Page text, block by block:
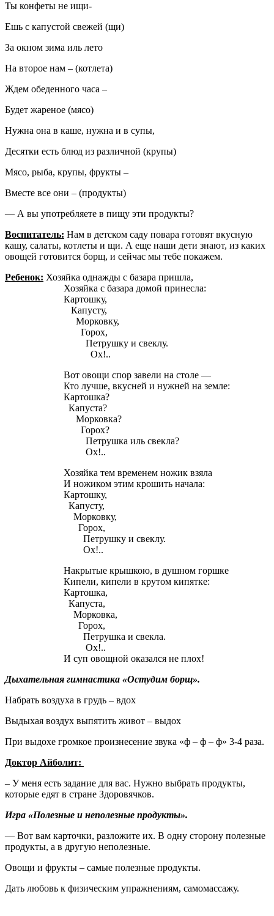
Ты конфеты не ищи-
Ешь с капустой свежей (щи)
За окном зима иль лето
На второе нам – (котлета)
Ждем обеденного часа –
Будет жареное (мясо)
Нужна она в каше, нужна и в супы,
Десятки есть блюд из различной (крупы)
Мясо, рыба, крупы, фрукты –
Вместе все они – (продукты)
— А вы употребляете в пищу эти продукты?
Воспитатель: Нам в детском саду повара готовят вкусную
кашу, салаты, котлеты и щи. А еще наши дети знают, из каких
овощей готовится борщ, и сейчас мы тебе покажем.
Ребенок: Хозяйка однажды с базара пришла,
Хозяйка с базара домой принесла:
Картошку,
Капусту,
Морковку,
Горох,
Петрушку и свеклу.
Ох!..
Вот овощи спор завели на столе —
Кто лучше, вкусней и нужней на земле:
Картошка?
Капуста?
Морковка?
Горох?
Петрушка иль свекла?
Ох!..
Хозяйка тем временем ножик взяла
И ножиком этим крошить начала:
Картошку,
Капусту,
Морковку,
Горох,
Петрушку и свеклу.
Ох!..
Накрытые крышкою, в душном горшке
Кипели, кипели в крутом кипятке:
Картошка,
Капуста,
Морковка,
Горох,
Петрушка и свекла.
Ох!..
И суп овощной оказался не плох!
Дыхательная гимнастика «Остудим борщ».
Набрать воздуха в грудь – вдох
Выдыхая воздух выпятить живот – выдох
При выдохе громкое произнесение звука «ф – ф – ф» 3-4 раза.
Доктор Айболит:
– У меня есть задание для вас. Нужно выбрать продукты,
которые едят в стране Здоровячков.
Игра «Полезные и неполезные продукты».
— Вот вам карточки, разложите их. В одну сторону полезные
продукты, а в другую неполезные.
Овощи и фрукты – самые полезные продукты.
Дать любовь к физическим упражнениям, самомассажу.